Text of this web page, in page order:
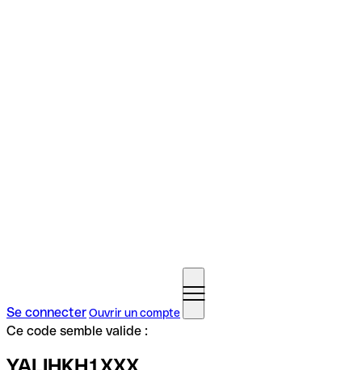
Se connecterOuvrir un compte
Ce code semble valide :
YALIHKH1XXX